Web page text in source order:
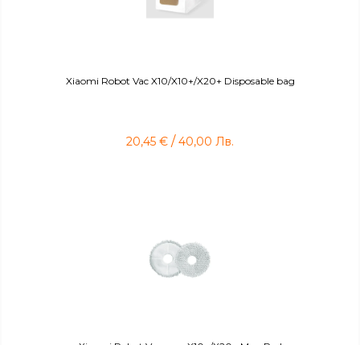
Xiaomi Robot Vac X10/X10+/X20+ Disposable bag
20,45 € /40,00 Лв.